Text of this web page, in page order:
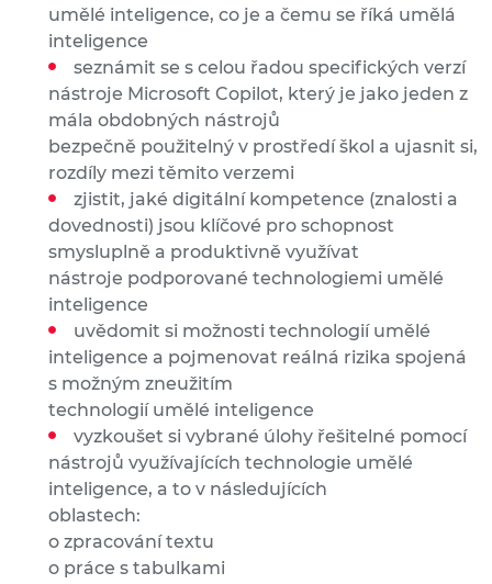
umělé inteligence, co je a čemu se říká umělá
inteligence
seznámit se s celou řadou specifických verzí
nástroje Microsoft Copilot, který je jako jeden z
mála obdobných nástrojů
bezpečně použitelný v prostředí škol a ujasnit si,
rozdíly mezi těmito verzemi
zjistit, jaké digitální kompetence (znalosti a
dovednosti) jsou klíčové pro schopnost
smysluplně a produktivně využívat
nástroje podporované technologiemi umělé
inteligence
uvědomit si možnosti technologií umělé
inteligence a pojmenovat reálná rizika spojená
s možným zneužitím
technologií umělé inteligence
vyzkoušet si vybrané úlohy řešitelné pomocí
nástrojů využívajících technologie umělé
inteligence, a to v následujících
oblastech:
o zpracování textu
o práce s tabulkami